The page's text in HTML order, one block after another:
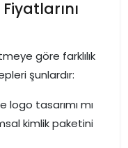
göre farklılık
şunlardır:
logo tasarımı mı
kimlik paketini